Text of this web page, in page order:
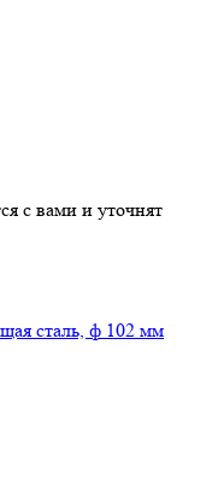
с вами и уточнят
сталь, ф 102 мм